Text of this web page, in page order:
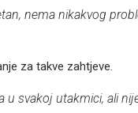
nema nikakvog
za takve zahtjeve.
svakoj utakmici, ali